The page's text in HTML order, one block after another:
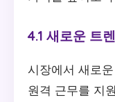
4.1 새로운 트
시장에서 새로
원격 근무를 지